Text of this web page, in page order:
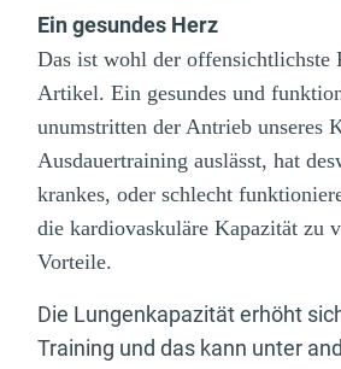
Ein gesundes Herz
Das ist wohl der offensichtlichste
Artikel. Ein gesundes und
unumstritten der Antrieb unseres
Ausdauertraining auslässt, hat
krankes, oder schlecht
die kardiovaskuläre Kapazität zu
Vorteile.
Die Lungenkapazität erhöht
Training und das kann unter